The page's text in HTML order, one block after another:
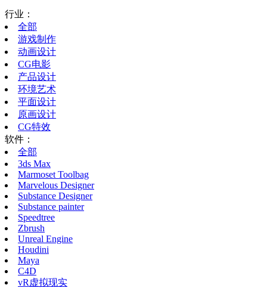
行业：
全部
游戏制作
动画设计
CG电影
产品设计
环境艺术
平面设计
原画设计
CG特效
软件：
全部
3ds Max
Marmoset Toolbag
Marvelous Designer
Substance Designer
Substance painter
Speedtree
Zbrush
Unreal Engine
Houdini
Maya
C4D
vR虚拟现实